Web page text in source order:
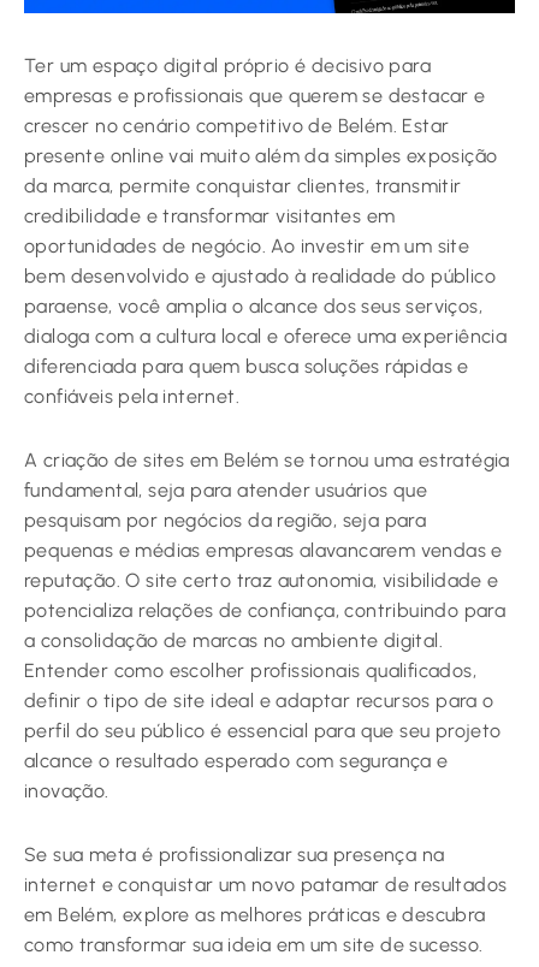
Ter um espaço digital próprio é decisivo para
empresas e profissionais que querem se destacar e
crescer no cenário competitivo de Belém. Estar
presente online vai muito além da simples exposição
da marca, permite conquistar clientes, transmitir
credibilidade e transformar visitantes em
oportunidades de negócio. Ao investir em um site
bem desenvolvido e ajustado à realidade do público
paraense, você amplia o alcance dos seus serviços,
dialoga com a cultura local e oferece uma experiência
diferenciada para quem busca soluções rápidas e
confiáveis pela internet.
A criação de sites em Belém se tornou uma estratégia
fundamental, seja para atender usuários que
pesquisam por negócios da região, seja para
pequenas e médias empresas alavancarem vendas e
reputação. O site certo traz autonomia, visibilidade e
potencializa relações de confiança, contribuindo para
a consolidação de marcas no ambiente digital.
Entender como escolher profissionais qualificados,
definir o tipo de site ideal e adaptar recursos para o
perfil do seu público é essencial para que seu projeto
alcance o resultado esperado com segurança e
inovação.
Se sua meta é profissionalizar sua presença na
internet e conquistar um novo patamar de resultados
em Belém, explore as melhores práticas e descubra
como transformar sua ideia em um site de sucesso.